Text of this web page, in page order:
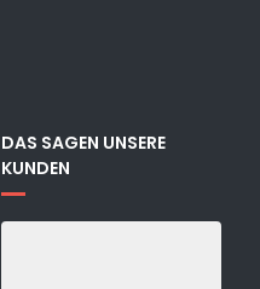
DAS SAGEN UNSERE
KUNDEN